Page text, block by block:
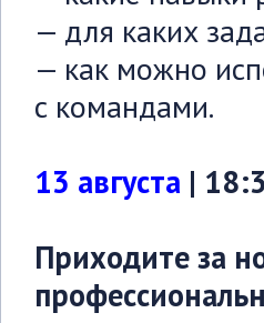
— для каких
— как можно
с командами.
13 августа |
Приходите за